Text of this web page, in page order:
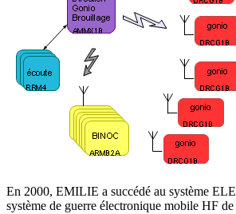
En 2000, EMILIE a succédé au système
système de guerre électronique mobile HF de